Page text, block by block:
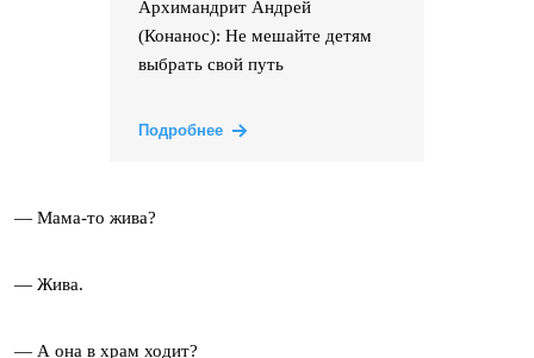
Архимандрит Андрей
(Конанос): Не мешайте детям
выбрать свой путь
Подробнее
— Мама-то жива?
— Жива.
— А она в храм ходит?